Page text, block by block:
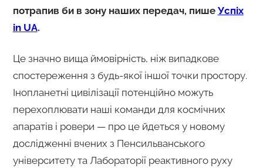
потрапив би в зону наших передач, пише Успіх
in UA.
Це значно вища ймовірність, ніж випадкове
спостереження з будь-якої іншої точки простору.
Інопланетні цивілізації потенційно можуть
перехоплювати наші команди для космічних
апаратів і ровери — про це йдеться у новому
дослідженні вчених з Пенсильванського
університету та Лабораторії реактивного руху